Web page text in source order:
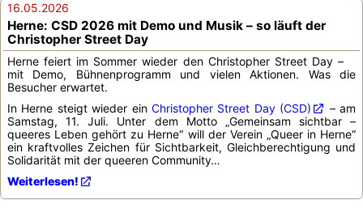
16.05.2026
Herne: CSD 2026 mit Demo und Musik – so läuft der
Christopher Street Day
Herne feiert im Sommer wieder den Christopher Street Day –
mit Demo, Bühnenprogramm und vielen Aktionen. Was die
Besucher erwartet.
In Herne steigt wieder ein Christopher Street Day (CSD)
– am
Samstag, 11. Juli. Unter dem Motto „Gemeinsam sichtbar –
queeres Leben gehört zu Herne“ will der Verein „Queer in Herne“
ein kraftvolles Zeichen für Sichtbarkeit, Gleichberechtigung und
Solidarität mit der queeren Community…
Weiterlesen!